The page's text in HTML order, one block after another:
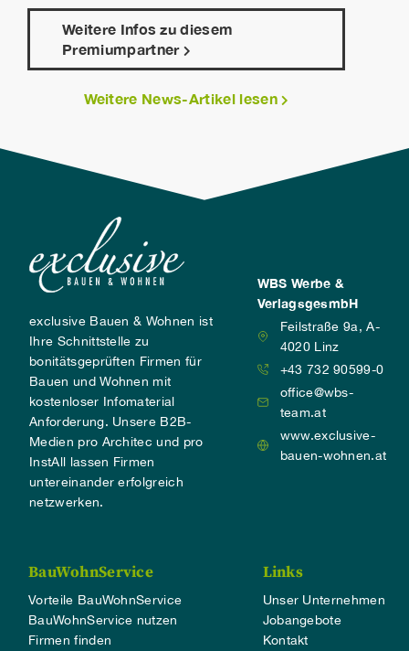
Weitere Infos zu diesem
Premiumpartner
Weitere News-Artikel lesen
exclusive Bauen & Wohnen ist
Ihre Schnittstelle zu
bonitätsgeprüften Firmen für
Bauen und Wohnen mit
kostenloser Infomaterial
Anforderung. Unsere B2B-
Medien pro Architec und pro
InstAll lassen Firmen
untereinander erfolgreich
netzwerken.
WBS Werbe &
VerlagsgesmbH
Feilstraße 9a, A-
4020 Linz
+43 732 90599-0
office@wbs-
team.at
www.exclusive-
bauen-wohnen.at
BauWohnService
Vorteile BauWohnService
BauWohnService nutzen
Firmen finden
Links
Unser Unternehmen
Jobangebote
Kontakt